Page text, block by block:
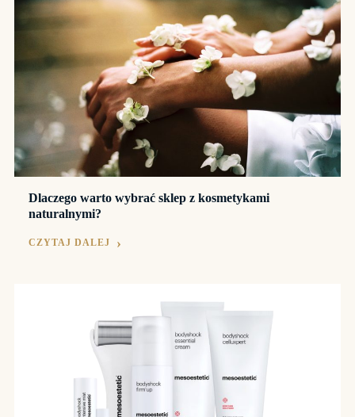
Dlaczego warto wybrać sklep z kosmetykami
naturalnymi?
CZYTAJ DALEJ